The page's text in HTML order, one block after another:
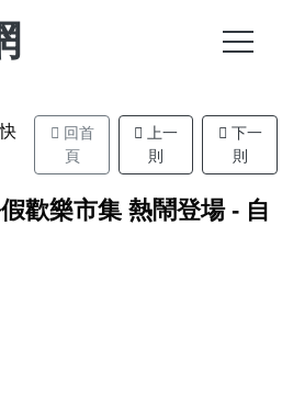
回首
頁
上一
則
下一
則
歡樂市集 熱鬧登場 - 自